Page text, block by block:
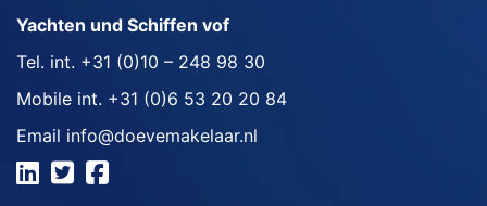
Yachten und Schiffen vof
Tel. int. +31 (0)10 – 248 98 30
Mobile int. +31 (0)6 53 20 20 84
Email info@doevemakelaar.nl